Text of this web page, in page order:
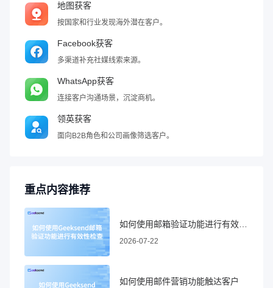
地图获客
按国家和行业发现海外潜在客户。
Facebook获客
多渠道补充社媒线索来源。
WhatsApp获客
连接客户沟通场景，沉淀商机。
领英获客
面向B2B角色和公司画像筛选客户。
重点内容推荐
2026-07-22
如何使用邮件营销功能触达客户